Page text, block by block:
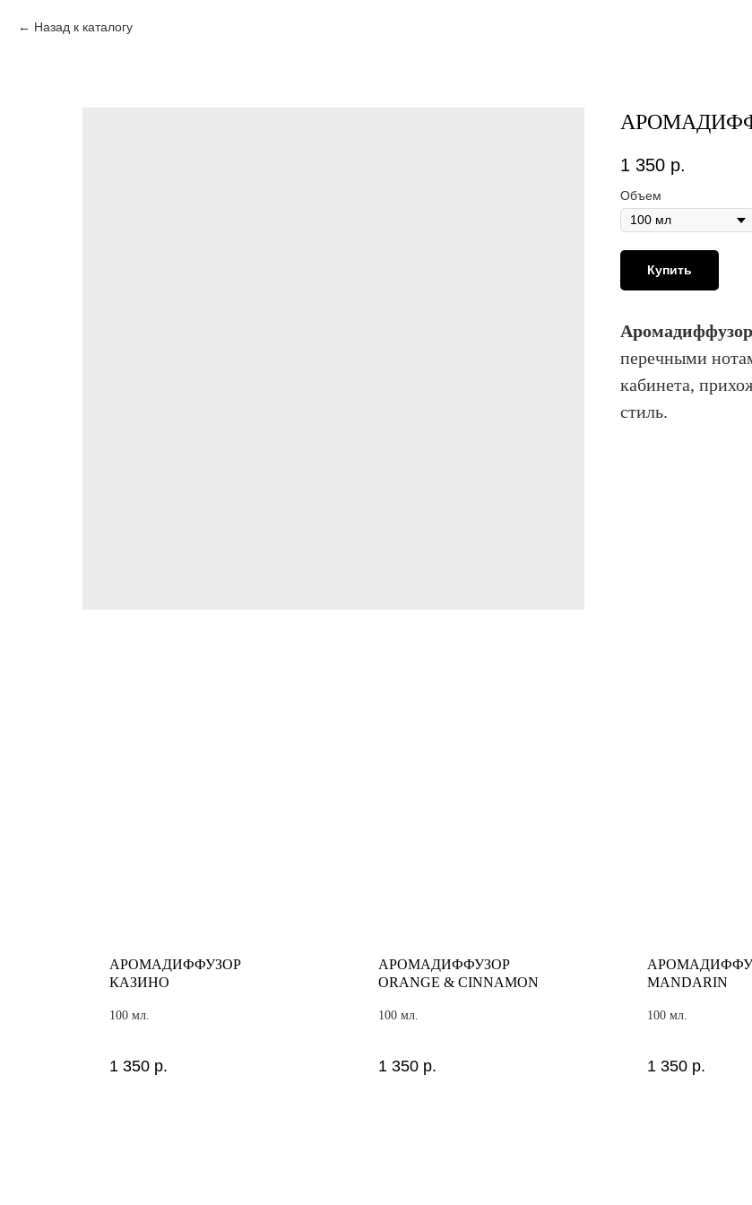
Назад к каталогу
1 350 р.
Объем
Купить
перечными
кабинета,
стиль.
АРОМАДИФФУЗОР
КАЗИНО
100 мл.
1 350 р.
АРОМАДИФФУЗОР
ORANGE & CINNAMON
100 мл.
1 350 р.
MANDARIN
100 мл.
1 350 р.